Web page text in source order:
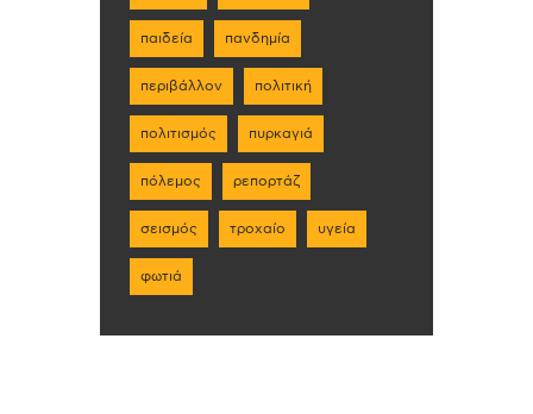
παιδεία πανδημία
περιβάλλον πολιτική
πολιτισμός πυρκαγιά
πόλεμος ρεπορτάζ
σεισμός τροχαίο υγεία
φωτιά